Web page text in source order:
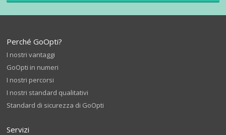
Perché GoOpti?
I nostri vantaggi
GoOpti in numeri
I nostri percorsi
I nostri standard qualitativi
Standard di sicurezza di GoOpti
Servizi